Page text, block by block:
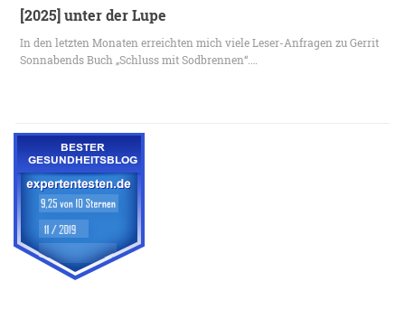
[2025] unter der Lupe
In den letzten Monaten erreichten mich viele Leser-Anfragen zu Gerrit
Sonnabends Buch „Schluss mit Sodbrennen“.…